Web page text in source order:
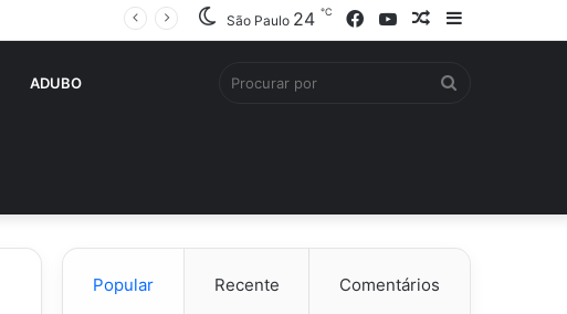
Barra
Artigo
YouTube
Facebook
São Paulo 24 ℃
ADUBO
Popular Recente Comentários